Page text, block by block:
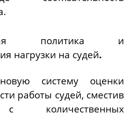
политика и
нагрузки на судей.
новую систему оценки
работы судей, сместив
количественных